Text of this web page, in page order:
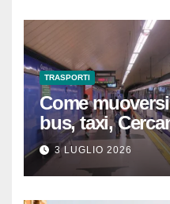
TRASPORTI
Come
bus, taxi,
abbonamenti
3 LUGLIO 2026